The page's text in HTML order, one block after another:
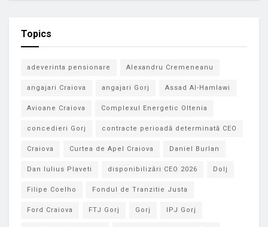
Topics
adeverinta pensionare Alexandru Cremeneanu
angajari Craiova angajari Gorj Assad Al-Hamlawi
Avioane Craiova Complexul Energetic Oltenia
concedieri Gorj contracte perioadă determinată CEO
Craiova Curtea de Apel Craiova Daniel Burlan
Dan Iulius Plaveti disponibilizări CEO 2026 Dolj
Filipe Coelho Fondul de Tranzitie Justa
Ford Craiova FTJ Gorj Gorj IPJ Gorj